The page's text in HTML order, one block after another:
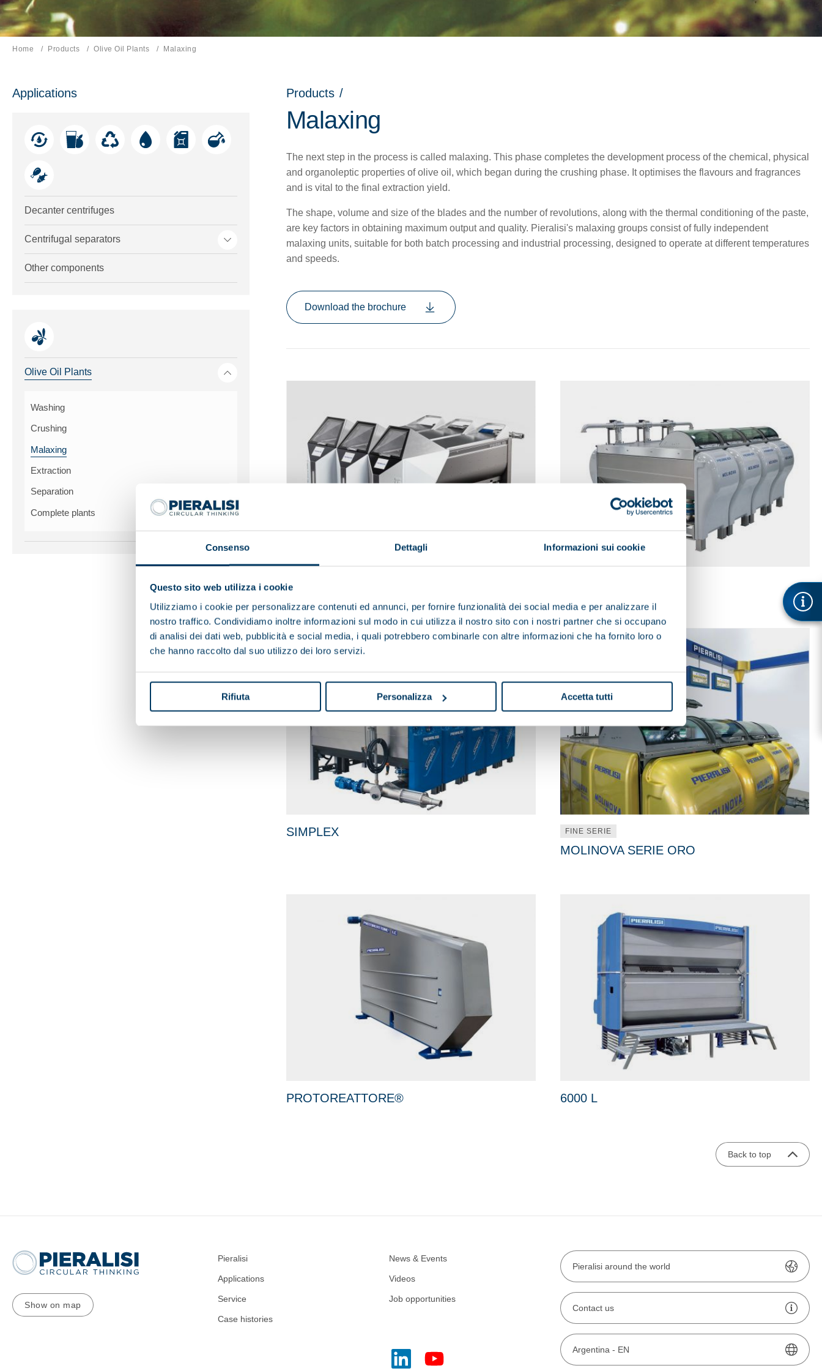
Consenso Dettagli Informazioni sui cookie
Questo sito web utilizza i cookie
Utilizziamo i cookie per personalizzare contenuti ed annunci, per fornire funzionalità dei social media e per analizzare il
nostro traffico. Condividiamo inoltre informazioni sul modo in cui utilizza il nostro sito con i nostri partner che si occupano
di analisi dei dati web, pubblicità e social media, i quali potrebbero combinarle con altre informazioni che ha fornito loro o
che hanno raccolto dal suo utilizzo dei loro servizi.
Rifiuta Personalizza Accetta tutti
Home Products Olive Oil Plants Current page:
Malaxing
Applications
Decanter centrifuges
Centrifugal separators
Other components
Olive Oil Plants
Washing
Crushing
Malaxing
Extraction
Separation
Complete plants
Products /
Malaxing
The next step in the process is called malaxing. This phase completes the development process of the chemical, physical
and organoleptic properties of olive oil, which began during the crushing phase. It optimises the flavours and fragrances
and is vital to the final extraction yield.
The shape, volume and size of the blades and the number of revolutions, along with the thermal conditioning of the paste,
are key factors in obtaining maximum output and quality. Pieralisi's malaxing groups consist of fully independent
malaxing units, suitable for both batch processing and industrial processing, designed to operate at different temperatures
and speeds.
Download the brochure
MY BLEND SX
SIMPLEX FINE SERIE
MOLINOVA SERIE ORO
PROTOREATTORE® 6000 L
Back to top
Show on map
Pieralisi
Applications
Service
Case histories
News & Events
Videos
Job opportunities
Pieralisi around the world
Contact us
Argentina - EN